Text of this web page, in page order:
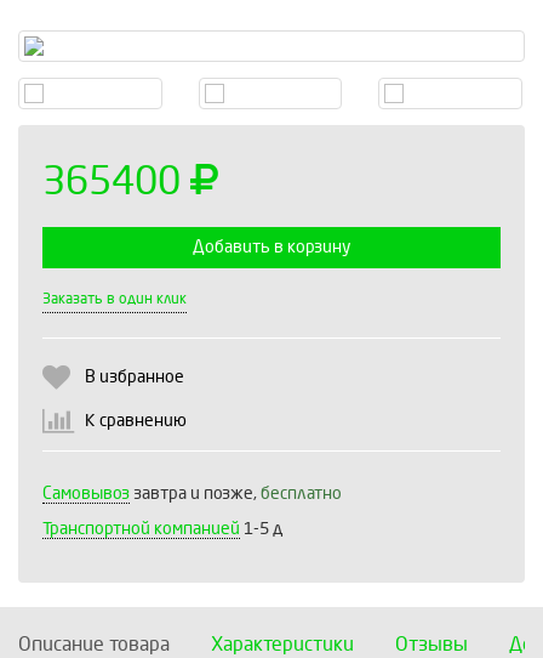
365400
Добавить в корзину
Заказать в один клик
В избранное
К сравнению
Самовывоз завтра и позже, бесплатно
Транспортной компанией 1-5 д
Описание товара Характеристики Отзывы